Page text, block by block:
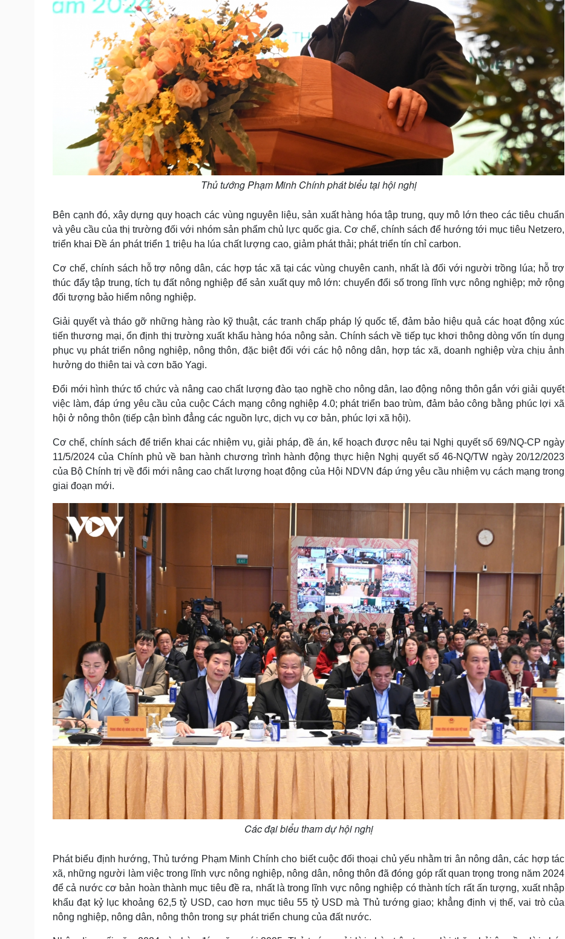
Thủ tướng Phạm Minh Chính phát biểu tại hội nghị
Bên cạnh đó, xây dựng quy hoạch các vùng nguyên liệu, sản xuất hàng hóa tập trung, quy mô lớn theo các tiêu chuẩn
và yêu cầu của thị trường đối với nhóm sản phẩm chủ lực quốc gia. Cơ chế, chính sách để hướng tới mục tiêu Netzero,
triển khai Đề án phát triển 1 triệu ha lúa chất lượng cao, giảm phát thải; phát triển tín chỉ carbon.
Cơ chế, chính sách hỗ trợ nông dân, các hợp tác xã tại các vùng chuyên canh, nhất là đối với người trồng lúa; hỗ trợ
thúc đẩy tập trung, tích tụ đất nông nghiệp để sản xuất quy mô lớn: chuyển đổi số trong lĩnh vực nông nghiệp; mở rộng
đối tượng bảo hiểm nông nghiệp.
Giải quyết và tháo gỡ những hàng rào kỹ thuật, các tranh chấp pháp lý quốc tế, đảm bảo hiệu quả các hoạt động xúc
tiến thương mại, ổn định thị trường xuất khẩu hàng hóa nông sản. Chính sách về tiếp tục khơi thông dòng vốn tín dụng
phục vụ phát triển nông nghiệp, nông thôn, đặc biệt đối với các hộ nông dân, hợp tác xã, doanh nghiệp vừa chịu ảnh
hưởng do thiên tai và cơn bão Yagi.
Đổi mới hình thức tổ chức và nâng cao chất lượng đào tạo nghề cho nông dân, lao động nông thôn gắn với giải quyết
việc làm, đáp ứng yêu cầu của cuộc Cách mạng công nghiệp 4.0; phát triển bao trùm, đảm bảo công bằng phúc lợi xã
hội ở nông thôn (tiếp cận bình đẳng các nguồn lực, dịch vụ cơ bản, phúc lợi xã hội).
Cơ chế, chính sách để triển khai các nhiệm vụ, giải pháp, đề án, kế hoạch được nêu tại Nghị quyết số 69/NQ-CP ngày
11/5/2024 của Chính phủ về ban hành chương trình hành động thực hiện Nghị quyết số 46-NQ/TW ngày 20/12/2023
của Bộ Chính trị về đổi mới nâng cao chất lượng hoạt động của Hội NDVN đáp ứng yêu cầu nhiệm vụ cách mạng trong
giai đoạn mới.
Các đại biểu tham dự hội nghị
Phát biểu định hướng, Thủ tướng Phạm Minh Chính cho biết cuộc đối thoại chủ yếu nhằm tri ân nông dân, các hợp tác
xã, những người làm việc trong lĩnh vực nông nghiệp, nông dân, nông thôn đã đóng góp rất quan trọng trong năm 2024
để cả nước cơ bản hoàn thành mục tiêu đề ra, nhất là trong lĩnh vực nông nghiệp có thành tích rất ấn tượng, xuất nhập
khẩu đạt kỷ lục khoảng 62,5 tỷ USD, cao hơn mục tiêu 55 tỷ USD mà Thủ tướng giao; khẳng định vị thế, vai trò của
nông nghiệp, nông dân, nông thôn trong sự phát triển chung của đất nước.